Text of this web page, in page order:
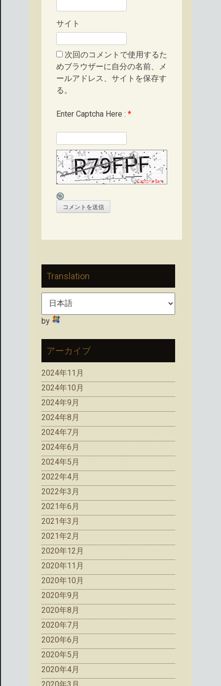
サイト
次回のコメントで使用するた
めブラウザーに自分の名前、メ
ールアドレス、サイトを保存す
る。
Enter Captcha Here : *
Translation
by
アーカイブ
2024年11月
2024年10月
2024年9月
2024年8月
2024年7月
2024年6月
2024年5月
2022年4月
2022年3月
2021年6月
2021年3月
2021年2月
2020年12月
2020年11月
2020年10月
2020年9月
2020年8月
2020年7月
2020年6月
2020年5月
2020年4月